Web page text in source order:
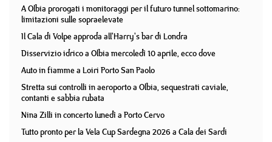
A Olbia prorogati i monitoraggi per il futuro tunnel sottomarino:
limitazioni sulle sopraelevate
Il Cala di Volpe approda all'Harry's bar di Londra
Disservizio idrico a Olbia mercoledì 10 aprile, ecco dove
Auto in fiamme a Loiri Porto San Paolo
Stretta sui controlli in aeroporto a Olbia, sequestrati caviale,
contanti e sabbia rubata
Nina Zilli in concerto lunedì a Porto Cervo
Tutto pronto per la Vela Cup Sardegna 2026 a Cala dei Sardi